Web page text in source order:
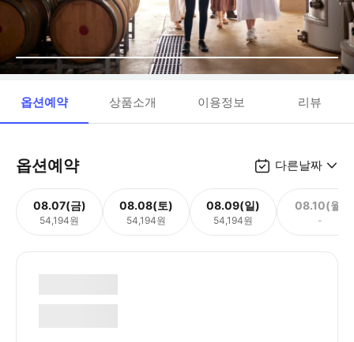
옵션예약 상품소개 이용정보 리뷰
옵션예약 다른날짜
08.07(금)
54,194원
08.08(토)
54,194원
08.09(일)
54,194원
08.10(월)
-